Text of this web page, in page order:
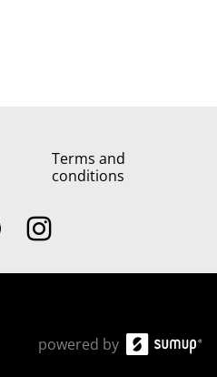
Terms and
conditions
powered by